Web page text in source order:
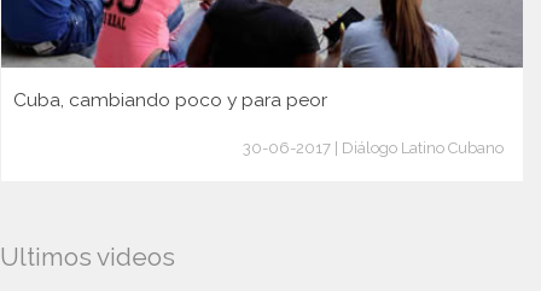
Cuba, cambiando poco y para peor
30-06-2017 | Diálogo Latino Cubano
Ultimos videos